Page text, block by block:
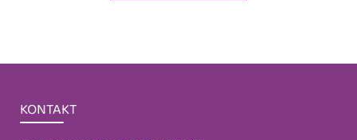
KONTAKT